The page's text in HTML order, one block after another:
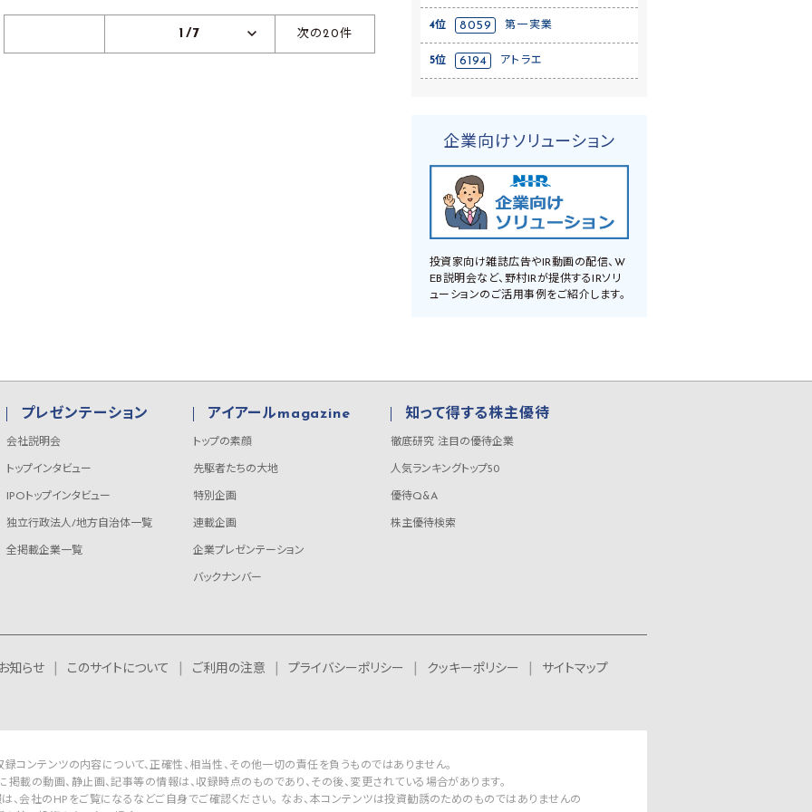
1/7 次の20件
4位 8059 第一実業
5位 6194 アトラエ
企業向けソリューション
投資家向け雑誌広告やIR動画の配信、W
EB説明会など、野村IRが提供するIRソリ
ューションのご活用事例をご紹介します。
プレゼンテーション
会社説明会
トップインタビュー
IPOトップインタビュー
独立行政法人/地方自治体一覧
全掲載企業一覧
アイアールmagazine
トップの素顔
先駆者たちの大地
特別企画
連載企画
企業プレゼンテーション
バックナンバー
知って得する株主優待
徹底研究 注目の優待企業
人気ランキングトップ50
優待Q&A
株主優待検索
お知らせ このサイトについて ご利用の注意 プライバシーポリシー クッキーポリシー
サイトマップ
録コンテンツの内容について、正確性、相当性、その他一切の責任を負うものではありません。
掲載の動画、静止画、記事等の情報は、収録時点のものであり、その後、変更されている場合があります。
、会社のHPをご覧になるなどご自身でご確認ください。 なお、本コンテンツは投資勧誘のためのものではありませんの